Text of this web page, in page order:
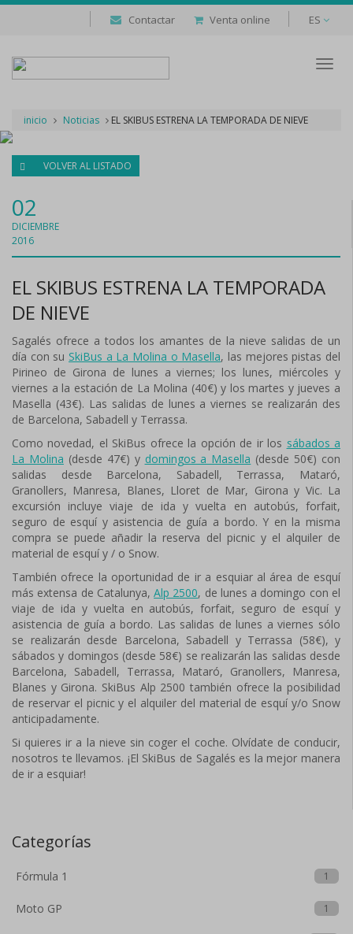
Contactar Venta online ES
inicio Noticias EL SKIBUS ESTRENA LA TEMPORADA DE NIEVE
VOLVER AL LISTADO
02
DICIEMBRE
2016
EL SKIBUS ESTRENA LA TEMPORADA
DE NIEVE
Sagalés ofrece a todos los amantes de la nieve salidas de un
día con su SkiBus a La Molina o Masella, las mejores pistas del
Pirineo de Girona de lunes a viernes; los lunes, miércoles y
viernes a la estación de La Molina (40€) y los martes y jueves a
Masella (43€). Las salidas de lunes a viernes se realizarán des
de Barcelona, Sabadell y Terrassa.
Como novedad, el SkiBus ofrece la opción de ir los sábados a
La Molina (desde 47€) y domingos a Masella (desde 50€) con
salidas desde Barcelona, Sabadell, Terrassa, Mataró,
Granollers, Manresa, Blanes, Lloret de Mar, Girona y Vic. La
excursión incluye viaje de ida y vuelta en autobús, forfait,
seguro de esquí y asistencia de guía a bordo. Y en la misma
compra se puede añadir la reserva del picnic y el alquiler de
material de esquí y / o Snow.
También ofrece la oportunidad de ir a esquiar al área de esquí
más extensa de Catalunya,Alp 2500, de lunes a domingo con el
viaje de ida y vuelta en autobús, forfait, seguro de esquí y
asistencia de guía a bordo. Las salidas de lunes a viernes sólo
se realizarán desde Barcelona, Sabadell y Terrassa (58€), y
sábados y domingos (desde 58€) se realizarán las salidas desde
Barcelona, Sabadell, Terrassa, Mataró, Granollers, Manresa,
Blanes y Girona. SkiBus Alp 2500 también ofrece la posibilidad
de reservar el picnic y el alquiler del material de esquí y/o Snow
anticipadamente.
Si quieres ir a la nieve sin coger el coche. Olvídate de conducir,
nosotros te llevamos. ¡El SkiBus de Sagalés es la mejor manera
de ir a esquiar!
Categorías
Fórmula 1 1
Moto GP 1